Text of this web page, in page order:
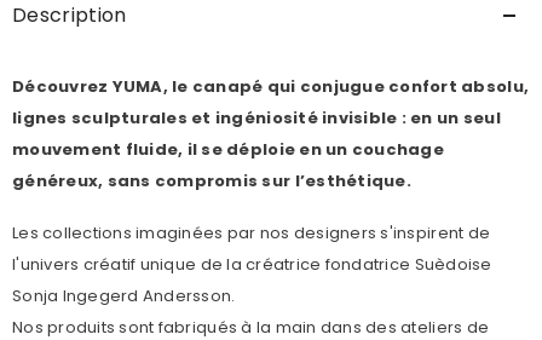
Description
Découvrez YUMA, le canapé qui conjugue confort absolu,
lignes sculpturales et ingéniosité invisible : en un seul
mouvement fluide, il se déploie en un couchage
généreux, sans compromis sur l’esthétique.
Les collections imaginées par nos designers s'inspirent de
l'univers créatif unique de la créatrice fondatrice Suèdoise
Sonja Ingegerd Andersson.
Nos produits sont fabriqués à la main dans des ateliers de